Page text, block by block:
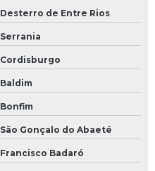
Desterro de Entre Rios
Serrania
Cordisburgo
Baldim
Bonfim
São Gonçalo do Abaeté
Francisco Badaró